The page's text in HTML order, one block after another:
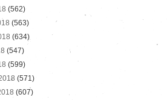
(562)
(563)
(634)
(547)
(599)
(571)
(607)